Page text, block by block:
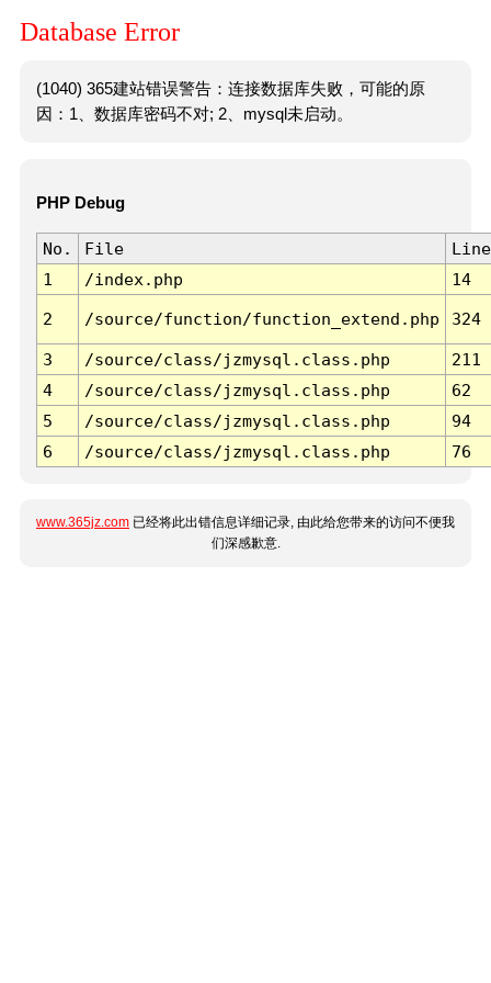
Database Error
(1040) 365建站错误警告：连接数据库失败，可能的原
因：1、数据库密码不对; 2、mysql未启动。
PHP Debug
No. File
Line
1
/index.php 14
2 /source/function/function_extend.php 324
3 /source/class/jzmysql.class.php
211
4
/source/class/jzmysql.class.php
62
5
/source/class/jzmysql.class.php
94
6
/source/class/jzmysql.class.php 76
www.365jz.com 已经将此出错信息详细记录, 由此给您带来的访问不便我
们深感歉意.